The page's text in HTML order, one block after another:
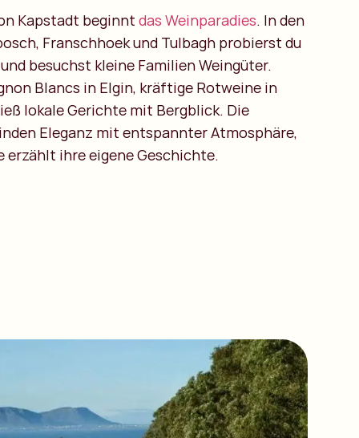
Kapstadt beginnt das Weinparadies. In den
Franschhoek und Tulbagh probierst du
besuchst kleine Familien Weingüter.
Blancs in Elgin, kräftige Rotweine in
lokale Gerichte mit Bergblick. Die
Eleganz mit entspannter Atmosphäre,
erzählt ihre eigene Geschichte.